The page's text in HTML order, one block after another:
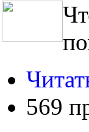
569